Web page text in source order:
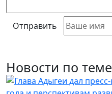
Отправить
Новости по теме